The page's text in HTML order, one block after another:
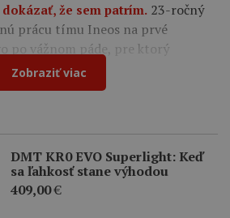
že sem patrím. 23-ročný
prácu tímu Ineos na prvé
po vážnom páde, pre ktorý
Tour de France.
Zobraziť viac
DMT KR0 EVO Superlight: Keď
sa ľahkosť stane výhodou
409,00€